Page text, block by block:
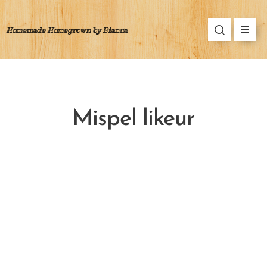
Homemade Homegrown by Bianca
Mispel likeur